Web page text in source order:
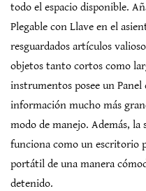
todo el espacio disponible.
Plegable con Llave en el
resguardados artículos
objetos tanto cortos como
instrumentos posee un
información mucho más
modo de manejo. Además,
funciona como un escritorio
portátil de una manera
detenido.